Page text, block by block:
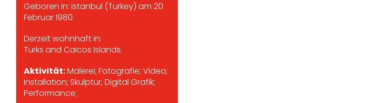
Geboren in: istanbul (Turkey) am 20
Februar 1980.
Derzeit wohnhaft in:
Turks and Caicos Islands.
Aktivität:Malerei; Fotografie; Video;
Installation; Skulptur; Digital Grafik;
Performance;